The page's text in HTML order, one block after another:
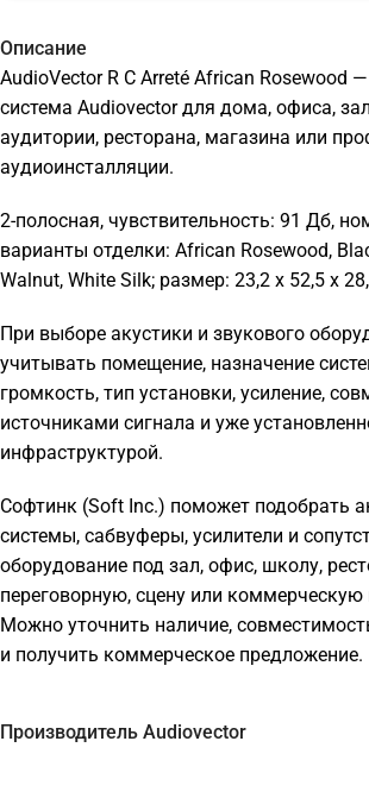
Описание
AudioVector R C Arreté African Rosewood
система Audiovector для дома, офиса,
аудитории, ресторана, магазина или
аудиоинсталляции.
2-полосная, чувствительность: 91 Дб,
варианты отделки: African Rosewood,
Walnut, White Silk; размер: 23,2 x 52,5 x
При выборе акустики и звукового
учитывать помещение, назначение
громкость, тип установки, усиление,
источниками сигнала и уже
инфраструктурой.
Софтинк (Soft Inc.) поможет подобрать
системы, сабвуферы, усилители и
оборудование под зал, офис, школу,
переговорную, сцену или
Можно уточнить наличие,
и получить коммерческое предложение.
Производитель Audiovector